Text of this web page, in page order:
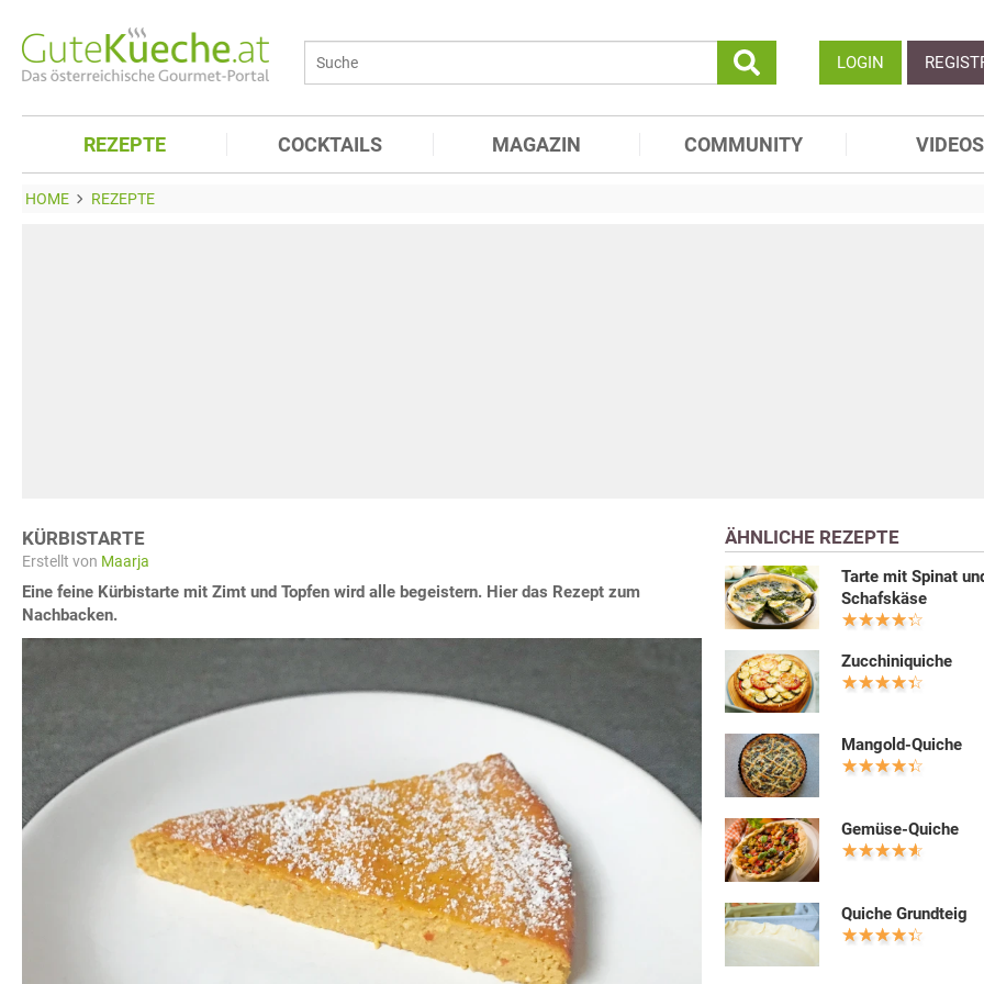
LOGIN
REZEPTE COCKTAILS MAGAZIN COMMUNITY VIDEOS
HOME REZEPTE
KÜRBISTARTE
Erstellt von Maarja
Eine feine Kürbistarte mit Zimt und Topfen wird alle begeistern. Hier das Rezept zum
Nachbacken.
ÄHNLICHE REZEPTE
Tarte mit Spinat
Schafskäse
Zucchiniquiche
Mangold-Quiche
Gemüse-Quiche
Quiche Grundteig